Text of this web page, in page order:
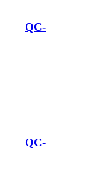
QC-
QC-